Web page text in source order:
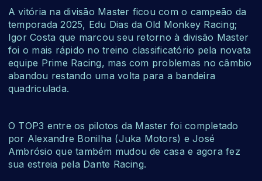
A vitória na divisão Master ficou com o campeão da
temporada 2025, Edu Dias da Old Monkey Racing;
Igor Costa que marcou seu retorno à divisão Master
foi o mais rápido no treino classificatório pela novata
equipe Prime Racing, mas com problemas no câmbio
abandou restando uma volta para a bandeira
quadriculada.
O TOP3 entre os pilotos da Master foi completado
por Alexandre Bonilha (Juka Motors) e José
Ambrósio que também mudou de casa e agora fez
sua estreia pela Dante Racing.